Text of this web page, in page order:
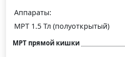
Аппараты:
МРТ 1.5 Тл (полуоткрытый)
МРТ прямой кишки